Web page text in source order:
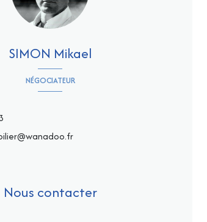
NÉGOCIATEUR
SIMON Mikael
Nous contacter